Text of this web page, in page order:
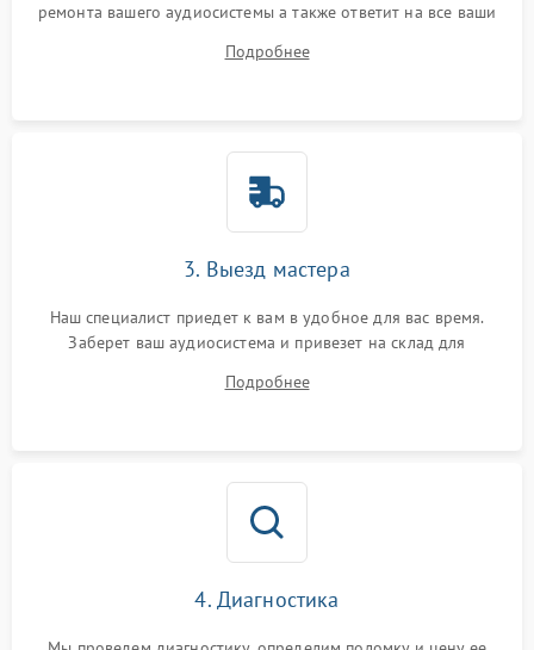
ремонта вашего аудиосистемы а также ответит на все ваши
Подробнее
3. Выезд мастера
Наш специалист приедет к вам в удобное для вас время.
Заберет ваш аудиосистема и привезет на склад для
Подробнее
4. Диагностика